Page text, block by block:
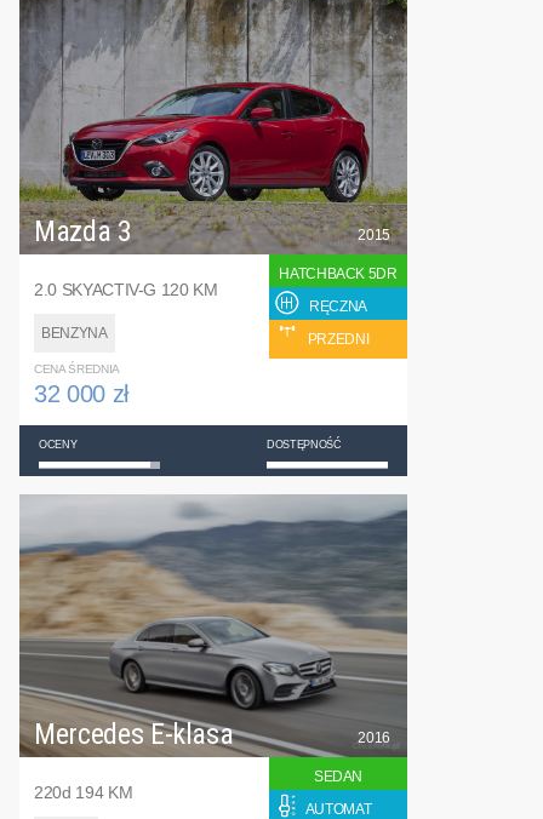
Mazda 3
2.0 SKYACTIV-G 120 KM
BENZYNA
2015
HATCHBACK 5DR
RĘCZNA
PRZEDNI
CENA ŚREDNIA
32 000 zł
OCENY DOSTĘPNOŚĆ
Mercedes E-klasa
220d 194 KM
2016
SEDAN
AUTOMAT